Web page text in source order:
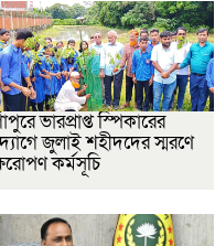
ভারপ্রাপ্ত স্পিকারের
জুলাই শহীদদের স্মরণে
কর্মসূচি